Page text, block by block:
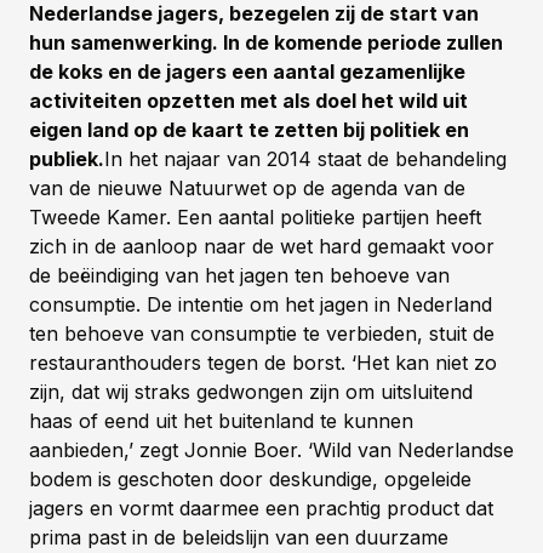
Nederlandse jagers, bezegelen zij de start van
hun samenwerking. In de komende periode zullen
de koks en de jagers een aantal gezamenlijke
activiteiten opzetten met als doel het wild uit
eigen land op de kaart te zetten bij politiek en
publiek.In het najaar van 2014 staat de behandeling
van de nieuwe Natuurwet op de agenda van de
Tweede Kamer. Een aantal politieke partijen heeft
zich in de aanloop naar de wet hard gemaakt voor
de beëindiging van het jagen ten behoeve van
consumptie. De intentie om het jagen in Nederland
ten behoeve van consumptie te verbieden, stuit de
restauranthouders tegen de borst. ‘Het kan niet zo
zijn, dat wij straks gedwongen zijn om uitsluitend
haas of eend uit het buitenland te kunnen
aanbieden,’ zegt Jonnie Boer. ‘Wild van Nederlandse
bodem is geschoten door deskundige, opgeleide
jagers en vormt daarmee een prachtig product dat
prima past in de beleidslijn van een duurzame